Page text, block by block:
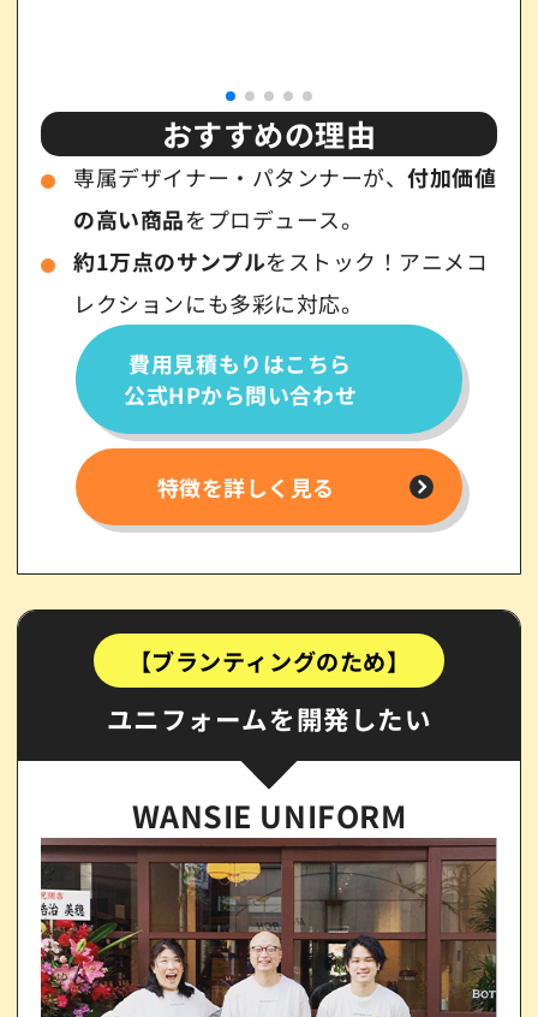
おすすめの理由
専属デザイナー・パタンナーが、付加価値
の高い商品をプロデュース。
約1万点のサンプルをストック！アニメコ
レクションにも多彩に対応。
費用見積もりはこちら
公式HPから問い合わせ
特徴を詳しく見る
【ブランティングのため】
ユニフォームを開発したい
WANSIE UNIFORM